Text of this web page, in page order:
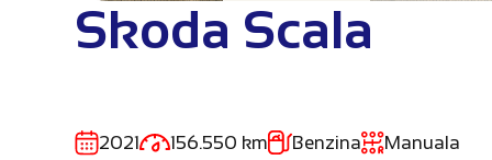
Skoda Scala
2021 156.550 km Benzina Manuala